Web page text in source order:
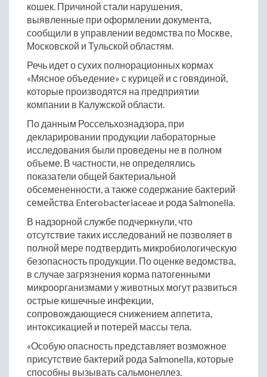
кошек. Причиной стали нарушения,
выявленные при оформлении документа,
сообщили в управлении ведомства по Москве,
Московской и Тульской областям.
Речь идет о сухих полнорационных кормах
«Мясное объедение» с курицей и с говядиной,
которые производятся на предприятии
компании в Калужской области.
По данным Россельхознадзора, при
декларировании продукции лабораторные
исследования были проведены не в полном
объеме. В частности, не определялись
показатели общей бактериальной
обсемененности, а также содержание бактерий
семейства Enterobacteriaceae и рода Salmonella.
В надзорной службе подчеркнули, что
отсутствие таких исследований не позволяет в
полной мере подтвердить микробиологическую
безопасность продукции. По оценке ведомства,
в случае загрязнения корма патогенными
микроорганизмами у животных могут развиться
острые кишечные инфекции,
сопровождающиеся снижением аппетита,
интоксикацией и потерей массы тела.
«Особую опасность представляет возможное
присутствие бактерий рода Salmonella, которые
способны вызывать сальмонеллез.